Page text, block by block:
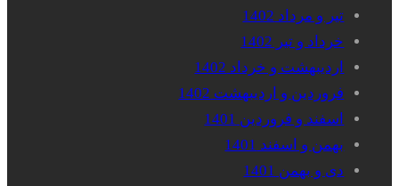
تیر و مرداد 1402
خرداد و تیر 1402
اردیبهشت و خرداد 1402
فروردین و اردیبهشت 1402
اسفند و فروردین 1401
بهمن و اسفند 1401
دی و بهمن 1401